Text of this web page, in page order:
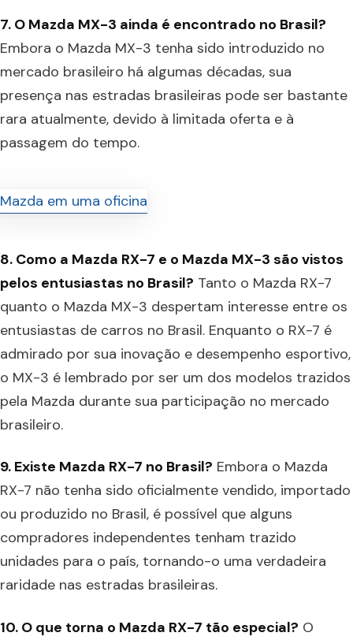
7. O Mazda MX-3 ainda é encontrado no Brasil?
Embora o Mazda MX-3 tenha sido introduzido no
mercado brasileiro há algumas décadas, sua
presença nas estradas brasileiras pode ser bastante
rara atualmente, devido à limitada oferta e à
passagem do tempo.
8. Como a Mazda RX-7 e o Mazda MX-3 são vistos
pelos entusiastas no Brasil? Tanto o Mazda RX-7
quanto o Mazda MX-3 despertam interesse entre os
entusiastas de carros no Brasil. Enquanto o RX-7 é
admirado por sua inovação e desempenho esportivo,
o MX-3 é lembrado por ser um dos modelos trazidos
pela Mazda durante sua participação no mercado
brasileiro.
9. Existe Mazda RX-7 no Brasil? Embora o Mazda
RX-7 não tenha sido oficialmente vendido, importado
ou produzido no Brasil, é possível que alguns
compradores independentes tenham trazido
unidades para o país, tornando-o uma verdadeira
raridade nas estradas brasileiras.
10. O que torna o Mazda RX-7 tão especial? O